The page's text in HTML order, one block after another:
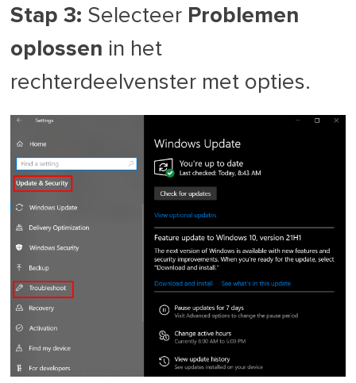
Stap 3: Selecteer Problemen
oplossen in het
rechterdeelvenster met opties.